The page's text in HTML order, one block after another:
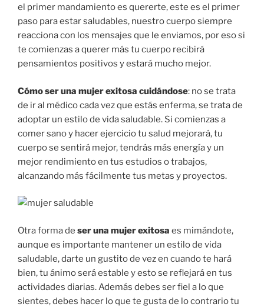
el primer mandamiento es quererte, este es el primer
paso para estar saludables, nuestro cuerpo siempre
reacciona con los mensajes que le enviamos, por eso si
te comienzas a querer más tu cuerpo recibirá
pensamientos positivos y estará mucho mejor.
Cómo ser una mujer exitosa cuidándose: no se trata
de ir al médico cada vez que estás enferma, se trata de
adoptar un estilo de vida saludable. Si comienzas a
comer sano y hacer ejercicio tu salud mejorará, tu
cuerpo se sentirá mejor, tendrás más energía y un
mejor rendimiento en tus estudios o trabajos,
alcanzando más fácilmente tus metas y proyectos.
Otra forma de ser una mujer exitosa es mimándote,
aunque es importante mantener un estilo de vida
saludable, darte un gustito de vez en cuando te hará
bien, tu ánimo será estable y esto se reflejará en tus
actividades diarias. Además debes ser fiel a lo que
sientes, debes hacer lo que te gusta de lo contrario tu